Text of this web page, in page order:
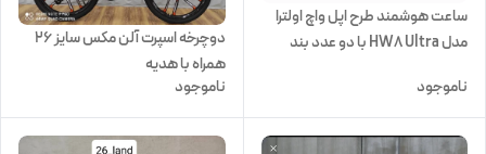
ساعت هوشمند طرح اپل واچ اولترا
مدل HW8 Ultra با دو عدد بند
ناموجود
دوچرخه اسپرت آلن مکس سایز ۲۶
همراه با هدیه
ناموجود